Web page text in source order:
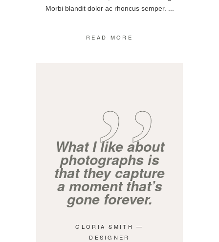
Morbi blandit dolor ac rhoncus semper.
READ MORE
What I like about
photographs is
that they capture
a moment that’s
gone forever.
GLORIA SMITH ―
DESIGNER